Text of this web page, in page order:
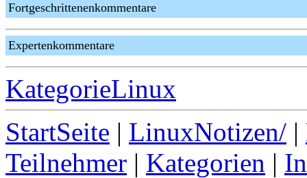
Fortgeschrittenenkommentare
Expertenkommentare
KategorieLinux
StartSeite | LinuxNotizen/ |
Teilnehmer | Kategorien |